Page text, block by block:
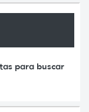
para buscar